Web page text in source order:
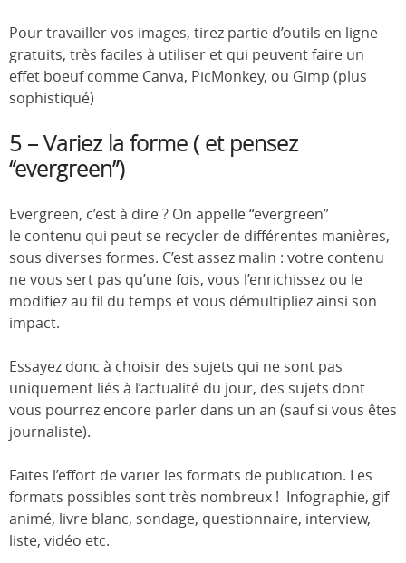
Pour travailler vos images, tirez partie d’outils en ligne
gratuits, très faciles à utiliser et qui peuvent faire un
effet boeuf comme Canva, PicMonkey, ou Gimp (plus
sophistiqué)
5 – Variez la forme ( et pensez
“evergreen”)
Evergreen, c’est à dire ? On appelle “evergreen”
le contenu qui peut se recycler de différentes manières,
sous diverses formes. C’est assez malin : votre contenu
ne vous sert pas qu’une fois, vous l’enrichissez ou le
modifiez au fil du temps et vous démultipliez ainsi son
impact.
Essayez donc à choisir des sujets qui ne sont pas
uniquement liés à l’actualité du jour, des sujets dont
vous pourrez encore parler dans un an (sauf si vous êtes
journaliste).
Faites l’effort de varier les formats de publication. Les
formats possibles sont très nombreux ! Infographie, gif
animé, livre blanc, sondage, questionnaire, interview,
liste, vidéo etc.